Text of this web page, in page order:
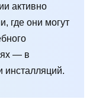
активно
где они могут
— в
инсталляций.